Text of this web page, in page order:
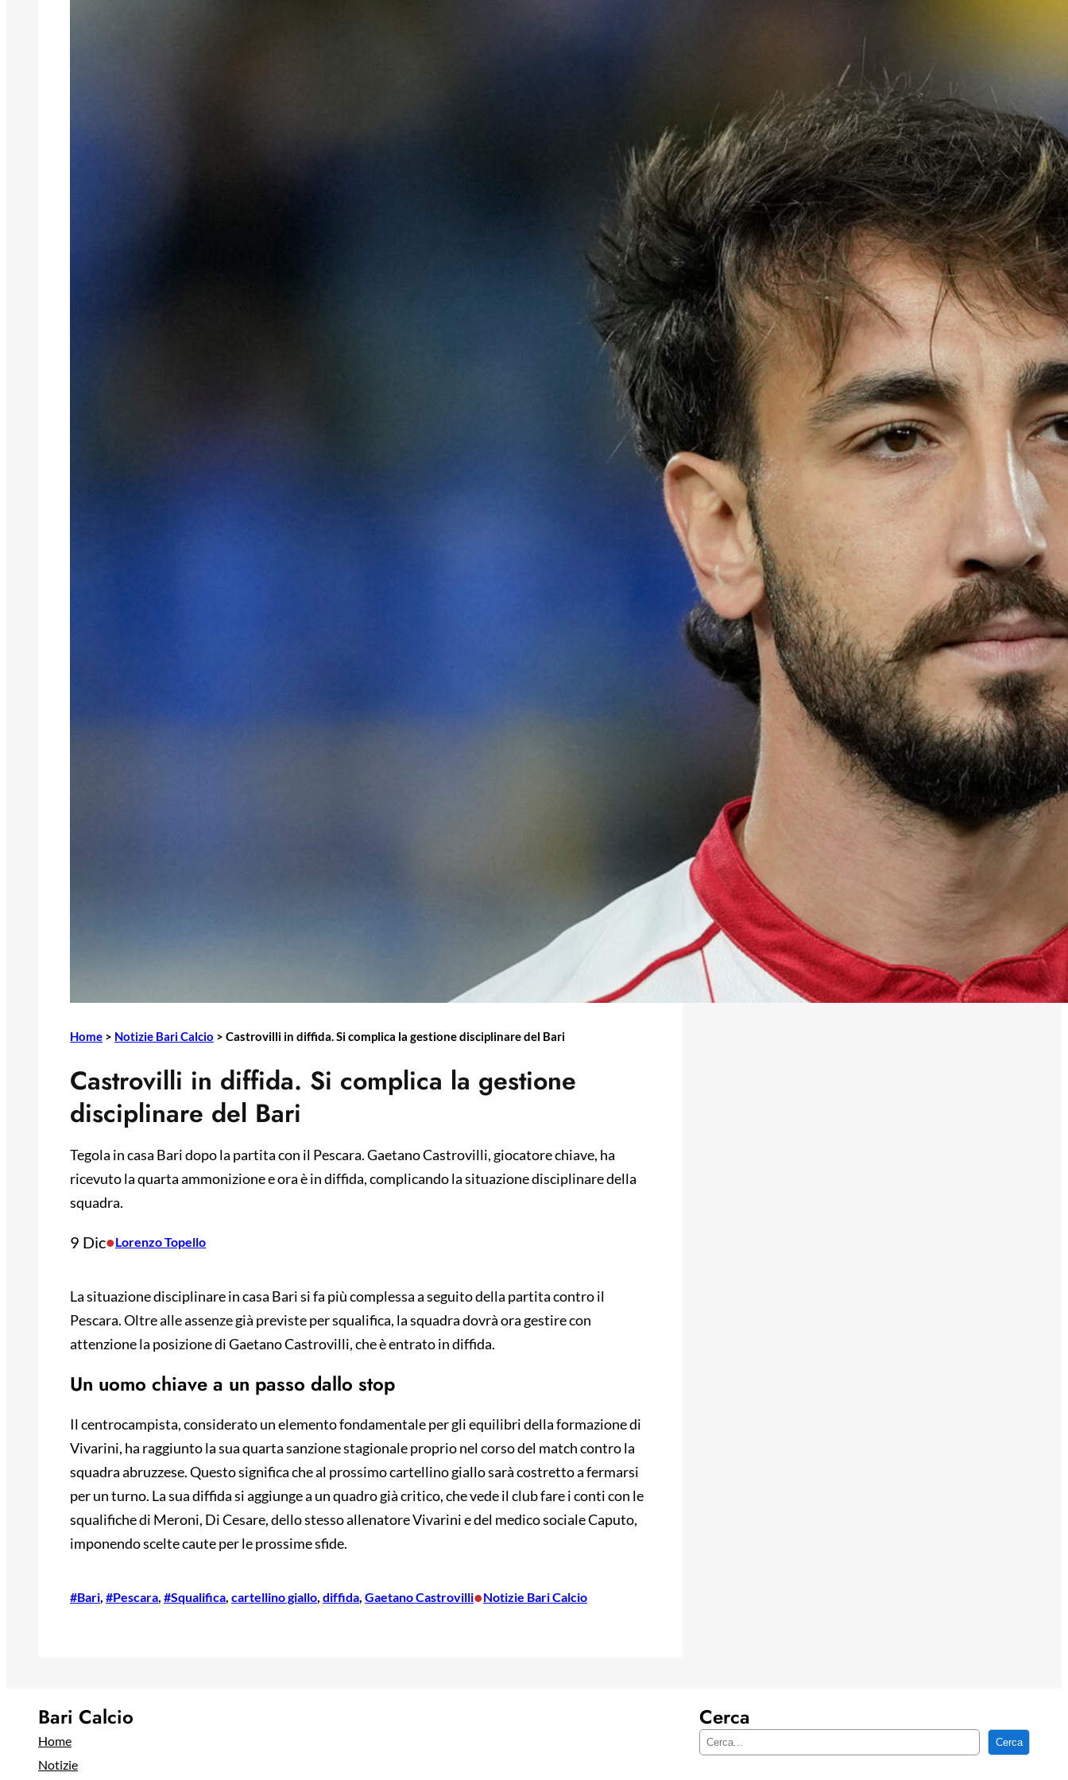
Home > Notizie Bari Calcio > Castrovilli in diffida. Si complica la gestione disciplinare del Bari
Castrovilli in diffida. Si complica la gestione
disciplinare del Bari
Tegola in casa Bari dopo la partita con il Pescara. Gaetano Castrovilli, giocatore chiave, ha
ricevuto la quarta ammonizione e ora è in diffida, complicando la situazione disciplinare della
squadra.
9 Dic•Lorenzo Topello
La situazione disciplinare in casa Bari si fa più complessa a seguito della partita contro il
Pescara. Oltre alle assenze già previste per squalifica, la squadra dovrà ora gestire con
attenzione la posizione di Gaetano Castrovilli, che è entrato in diffida.
Un uomo chiave a un passo dallo stop
Il centrocampista, considerato un elemento fondamentale per gli equilibri della formazione di
Vivarini, ha raggiunto la sua quarta sanzione stagionale proprio nel corso del match contro la
squadra abruzzese. Questo significa che al prossimo cartellino giallo sarà costretto a fermarsi
per un turno. La sua diffida si aggiunge a un quadro già critico, che vede il club fare i conti con le
squalifiche di Meroni, Di Cesare, dello stesso allenatore Vivarini e del medico sociale Caputo,
imponendo scelte caute per le prossime sfide.
#Bari, #Pescara, #Squalifica, cartellino giallo, diffida, Gaetano Castrovilli•Notizie Bari Calcio
28 Maggio 2026
Futuro Bari, Leccese a De Laurentiis:
“Serve un piano industriale serio,
non siamo una seconda squadra”
27 Maggio 2026
Bari Calcio
Home
Notizie
Cerca
C
Cerca